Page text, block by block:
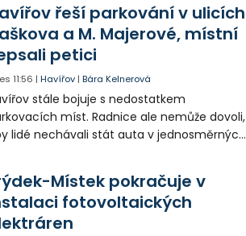
řeší parkování v ulicích
a M. Majerové, místní
petici
11:56 |Havířov |Bára Kelnerová
stále bojuje s nedostatkem
míst. Radnice ale nemůže dovoli,
lidé nechávali stát auta v jednosměrných
někteří obyvatelé rozhodli sepsat petici.
Místek pokračuje v
fotovoltaických